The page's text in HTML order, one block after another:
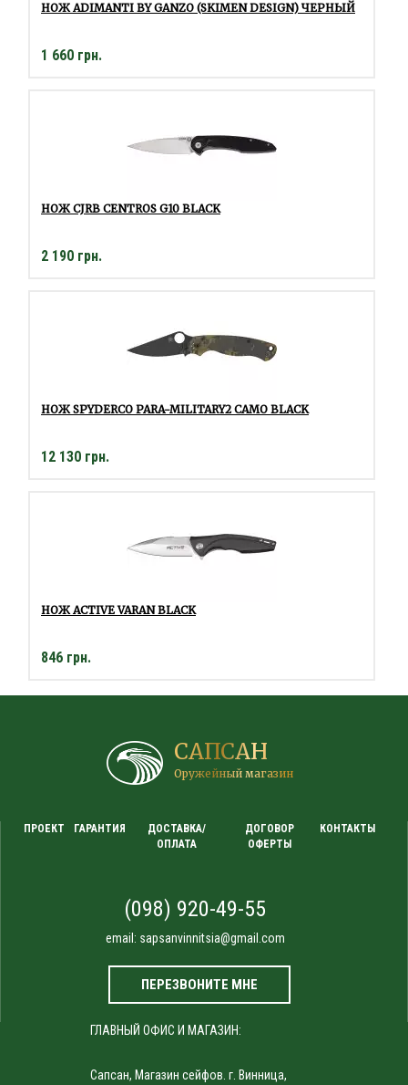
НОЖ ADIMANTI BY GANZO (SKIMEN DESIGN) ЧЕРНЫЙ
1 660 грн.
НОЖ CJRB CENTROS G10 BLACK
2 190 грн.
НОЖ SPYDERCO PARA-MILITARY2 CAMO BLACK
12 130 грн.
НОЖ ACTIVE VARAN BLACK
846 грн.
САПСАН
Оружейный магазин
ПРОЕКТ ГАРАНТИЯ
ДОСТАВКА/
ОПЛАТА
ДОГОВОР
ОФЕРТЫ
КОНТАКТЫ
(098) 920-49-55
email: sapsanvinnitsia@gmail.com
ПЕРЕЗВОНИТЕ МНЕ
ГЛАВНЫЙ ОФИС И МАГАЗИН:
Сапсан, Магазин сейфов. г. Винница,